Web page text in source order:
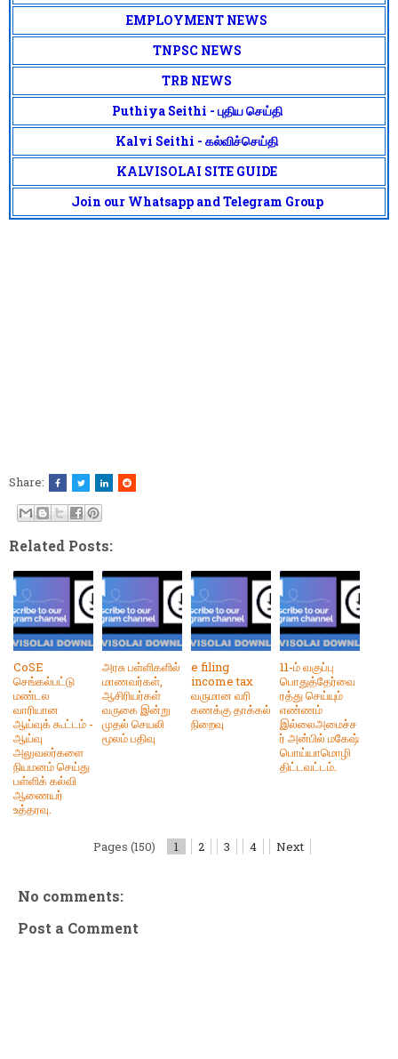
EMPLOYMENT NEWS
TNPSC NEWS
TRB NEWS
Puthiya Seithi - புதிய செய்தி
Kalvi Seithi - கல்விச்செய்தி
KALVISOLAI SITE GUIDE
Join our Whatsapp and Telegram Group
Share:
Related Posts:
CoSE
செங்கல்பட்டு
மண்டல
வாரியான
ஆய்வுக் கூட்டம் -
ஆய்வு
அலுவலர்களை
நியமனம் செய்து
பள்ளிக் கல்வி
ஆணையர்
உத்தரவு.
அரசு பள்ளிகளில்
மாணவர்கள்,
ஆசிரியர்கள்
வருகை இன்று
முதல் செயலி
மூலம் பதிவு
e filing
income tax
வருமான வரி
கணக்கு தாக்கல்
நிறைவு
11-ம் வகுப்பு
பொதுத்தேர்வை
ரத்து செய்யும்
எண்ணம்
இல்லைஅமைச்ச
ர் அன்பில் மகேஷ்
பொய்யாமொழி
திட்டவட்டம்.
Pages (150) 1 2 3 4 Next
No comments:
Post a Comment